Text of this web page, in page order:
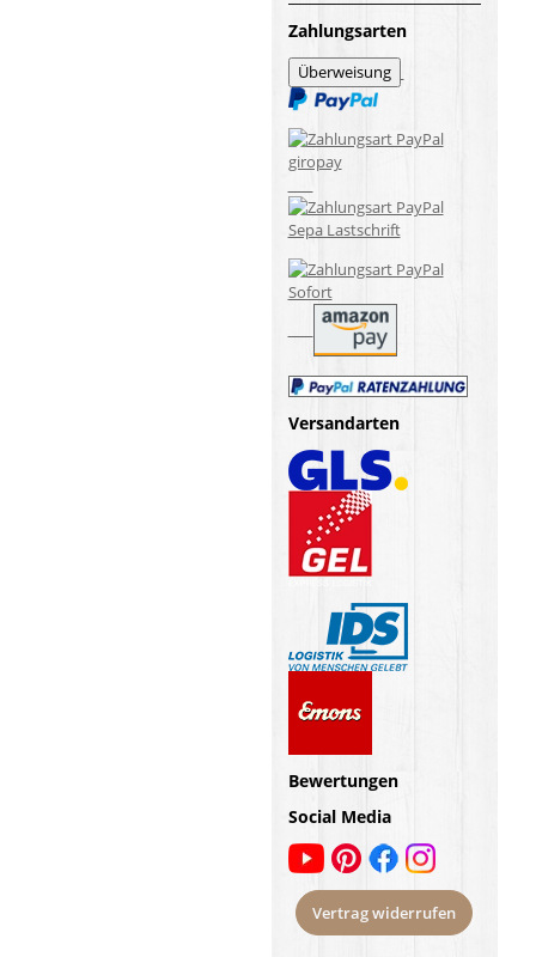
Zahlungsarten
Versandarten
Bewertungen
Social Media
Vertrag widerrufen